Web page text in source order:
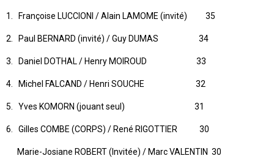
1. Françoise LUCCIONI / Alain LAMOME (invité) 35
2. Paul BERNARD (invité) / Guy DUMAS 34
3. Daniel DOTHAL / Henry MOIROUD 33
4. Michel FALCAND / Henri SOUCHE 32
5. Yves KOMORN (jouant seul) 31
6. Gilles COMBE (CORPS) / René RIGOTTIER 30
Marie-Josiane ROBERT (Invitée) / Marc VALENTIN 30